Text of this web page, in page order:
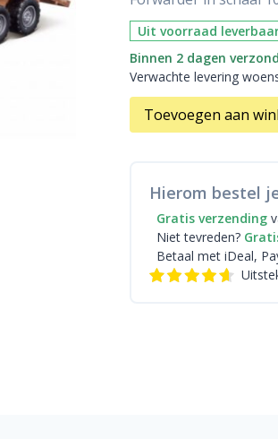
Uit voorraad
Binnen 2 dagen
Verwachte levering
Toevoegen aan
Hierom bestel
Gratis verzending
Niet tevreden?
Betaal met iDeal,